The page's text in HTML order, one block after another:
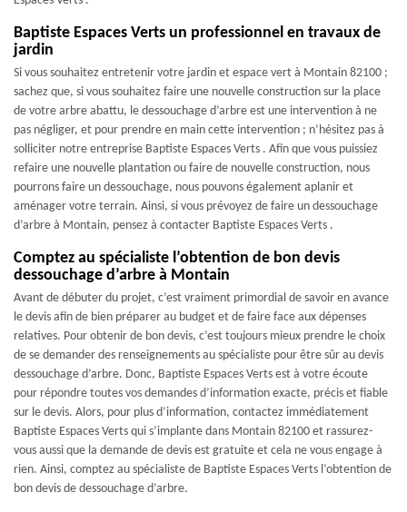
Baptiste Espaces Verts un professionnel en travaux de
jardin
Si vous souhaitez entretenir votre jardin et espace vert à Montain 82100 ;
sachez que, si vous souhaitez faire une nouvelle construction sur la place
de votre arbre abattu, le dessouchage d’arbre est une intervention à ne
pas négliger, et pour prendre en main cette intervention ; n’hésitez pas à
solliciter notre entreprise Baptiste Espaces Verts . Afin que vous puissiez
refaire une nouvelle plantation ou faire de nouvelle construction, nous
pourrons faire un dessouchage, nous pouvons également aplanir et
aménager votre terrain. Ainsi, si vous prévoyez de faire un dessouchage
d’arbre à Montain, pensez à contacter Baptiste Espaces Verts .
Comptez au spécialiste l’obtention de bon devis
dessouchage d’arbre à Montain
Avant de débuter du projet, c’est vraiment primordial de savoir en avance
le devis afin de bien préparer au budget et de faire face aux dépenses
relatives. Pour obtenir de bon devis, c’est toujours mieux prendre le choix
de se demander des renseignements au spécialiste pour être sûr au devis
dessouchage d’arbre. Donc, Baptiste Espaces Verts est à votre écoute
pour répondre toutes vos demandes d’information exacte, précis et fiable
sur le devis. Alors, pour plus d’information, contactez immédiatement
Baptiste Espaces Verts qui s’implante dans Montain 82100 et rassurez-
vous aussi que la demande de devis est gratuite et cela ne vous engage à
rien. Ainsi, comptez au spécialiste de Baptiste Espaces Verts l’obtention de
bon devis de dessouchage d’arbre.